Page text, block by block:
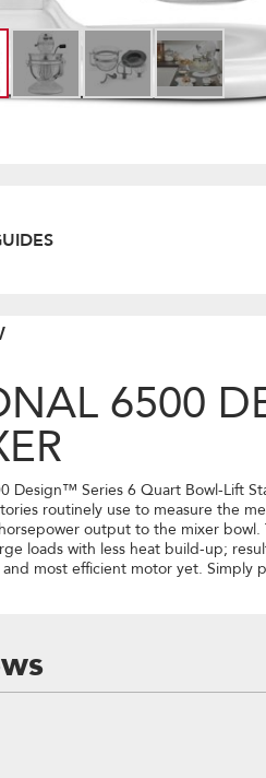
6500
Design™ Series 6 Quart Bowl-Lift
routinely use to measure the
output to the mixer
loads with less heat build-up;
most efficient motor yet.